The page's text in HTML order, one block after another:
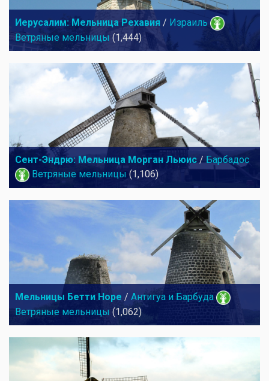
Иерусалим: Мельница Рехавия / Израиль
Ветряные мельницы (1,444)
Сент-Эндрю: Мельница Морган Льюис / Барбадос
Ветряные мельницы (1,106)
Мельницы Бетти Hope / Антигуа и Барбуда
Ветряные мельницы (1,062)